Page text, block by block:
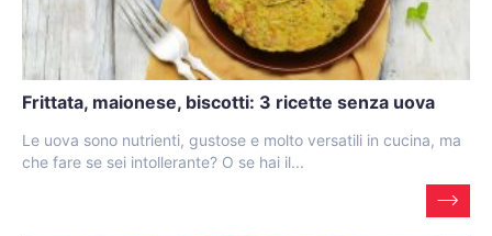
Frittata, maionese, biscotti: 3 ricette senza uova
Le uova sono nutrienti, gustose e molto versatili in cucina, ma
che fare se sei intollerante? O se hai il...